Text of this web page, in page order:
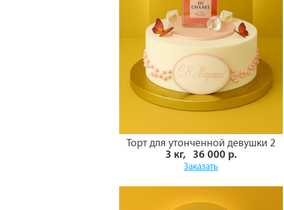
Торт для утонченной девушки 2
3 кг, 36 000 р.
Заказать